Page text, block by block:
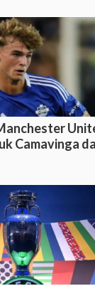
Camavinga